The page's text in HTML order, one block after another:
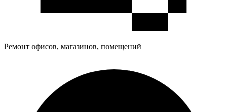
Ремонт офисов, магазинов, помещений